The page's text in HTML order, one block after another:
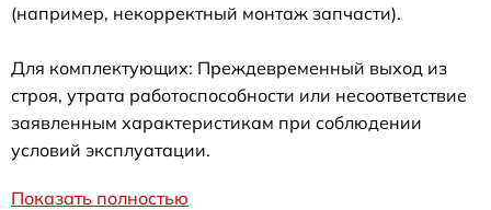
(например, некорректный монтаж запчасти).
Для комплектующих: Преждевременный выход из
строя, утрата работоспособности или несоответствие
заявленным характеристикам при соблюдении
условий эксплуатации.
Показать полностью